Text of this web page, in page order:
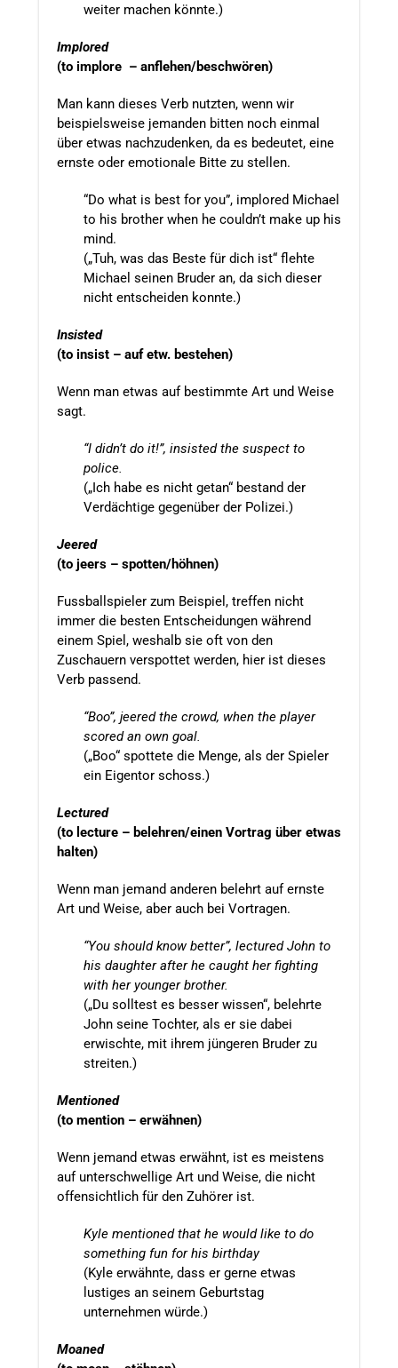
weiter machen könnte.)
Implored
(to implore – anflehen/beschwören)
Man kann dieses Verb nutzten, wenn wir
beispielsweise jemanden bitten noch einmal
über etwas nachzudenken, da es bedeutet, eine
ernste oder emotionale Bitte zu stellen.
“Do what is best for you”, implored Michael
to his brother when he couldn’t make up his
mind.
(„Tuh, was das Beste für dich ist“ flehte
Michael seinen Bruder an, da sich dieser
nicht entscheiden konnte.)
Insisted
(to insist – auf etw. bestehen)
Wenn man etwas auf bestimmte Art und Weise
sagt.
“I didn’t do it!”, insisted the suspect to
police.
(„Ich habe es nicht getan“ bestand der
Verdächtige gegenüber der Polizei.)
Jeered
(to jeers – spotten/höhnen)
Fussballspieler zum Beispiel, treffen nicht
immer die besten Entscheidungen während
einem Spiel, weshalb sie oft von den
Zuschauern verspottet werden, hier ist dieses
Verb passend.
“Boo”, jeered the crowd, when the player
scored an own goal.
(„Boo“ spottete die Menge, als der Spieler
ein Eigentor schoss.)
Lectured
(to lecture – belehren/einen Vortrag über etwas
halten)
Wenn man jemand anderen belehrt auf ernste
Art und Weise, aber auch bei Vortragen.
“You should know better”, lectured John to
his daughter after he caught her fighting
with her younger brother.
(„Du solltest es besser wissen“, belehrte
John seine Tochter, als er sie dabei
erwischte, mit ihrem jüngeren Bruder zu
streiten.)
Mentioned
(to mention – erwähnen)
Wenn jemand etwas erwähnt, ist es meistens
auf unterschwellige Art und Weise, die nicht
offensichtlich für den Zuhörer ist.
Kyle mentioned that he would like to do
something fun for his birthday
(Kyle erwähnte, dass er gerne etwas
lustiges an seinem Geburtstag
unternehmen würde.)
Moaned